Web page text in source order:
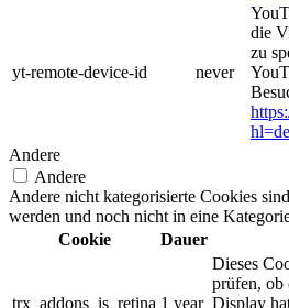
yt-remote-device-id never
die
zu
hl=de
Andere
Andere
Andere nicht kategorisierte Cookies
werden und noch nicht in eine
Cookie
Dauer
trx_addons_is_retina 1 year
Dieses
prüfen, ob
Display